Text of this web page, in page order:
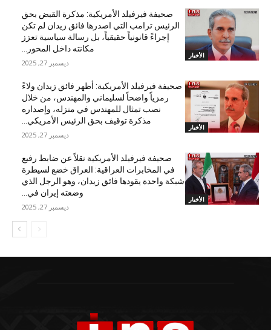
الأخبار
صحيفة فيرفيلد الأمريكية: مذكرة القبض بحق
الرئيس ترامب التي اصدرها فائق زيدان لم تكن
إجراءً قانونياً حقيقياً، بل رسالة سياسية تعزز
مكانته داخل المحور...
ديسمبر 27, 2025
الأخبار
صحيفة فيرفيلد الأمريكية: أظهر فائق زيدان ولاءً
رمزياً واضحاً لسليماني والمهندس، من خلال
نصب تمثال للمهندس في منزله، وإصداره
مذكرة توقيف بحق الرئيس الأمريكي...
ديسمبر 27, 2025
الأخبار
صحيفة فيرفيلد الأمريكية نقلاً عن ضابط رفيع
في المخابرات العراقية: العراق خضع لسيطرة
شبكة واحدة يقودها فائق زيدان، وهو الرجل الذي
وضعته إيران في...
ديسمبر 27, 2025